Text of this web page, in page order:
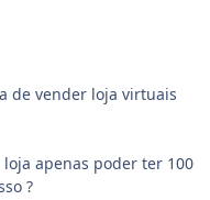
de vender loja virtuais
apenas poder ter 100
?